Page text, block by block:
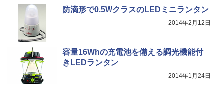
防滴形で0.5WクラスのLEDミニランタン
2014年2月12日
容量16Whの充電池を備える調光機能付
きLEDランタン
2014年1月24日